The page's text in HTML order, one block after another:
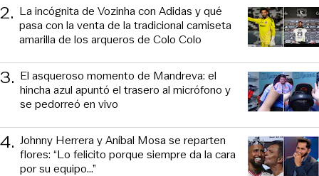
2. La incógnita de Vozinha con Adidas y qué
pasa con la venta de la tradicional camiseta
amarilla de los arqueros de Colo Colo
3. El asqueroso momento de Mandreva: el
hincha azul apuntó el trasero al micrófono y
se pedorreó en vivo
4. Johnny Herrera y Aníbal Mosa se reparten
flores: “Lo felicito porque siempre da la cara
por su equipo…”